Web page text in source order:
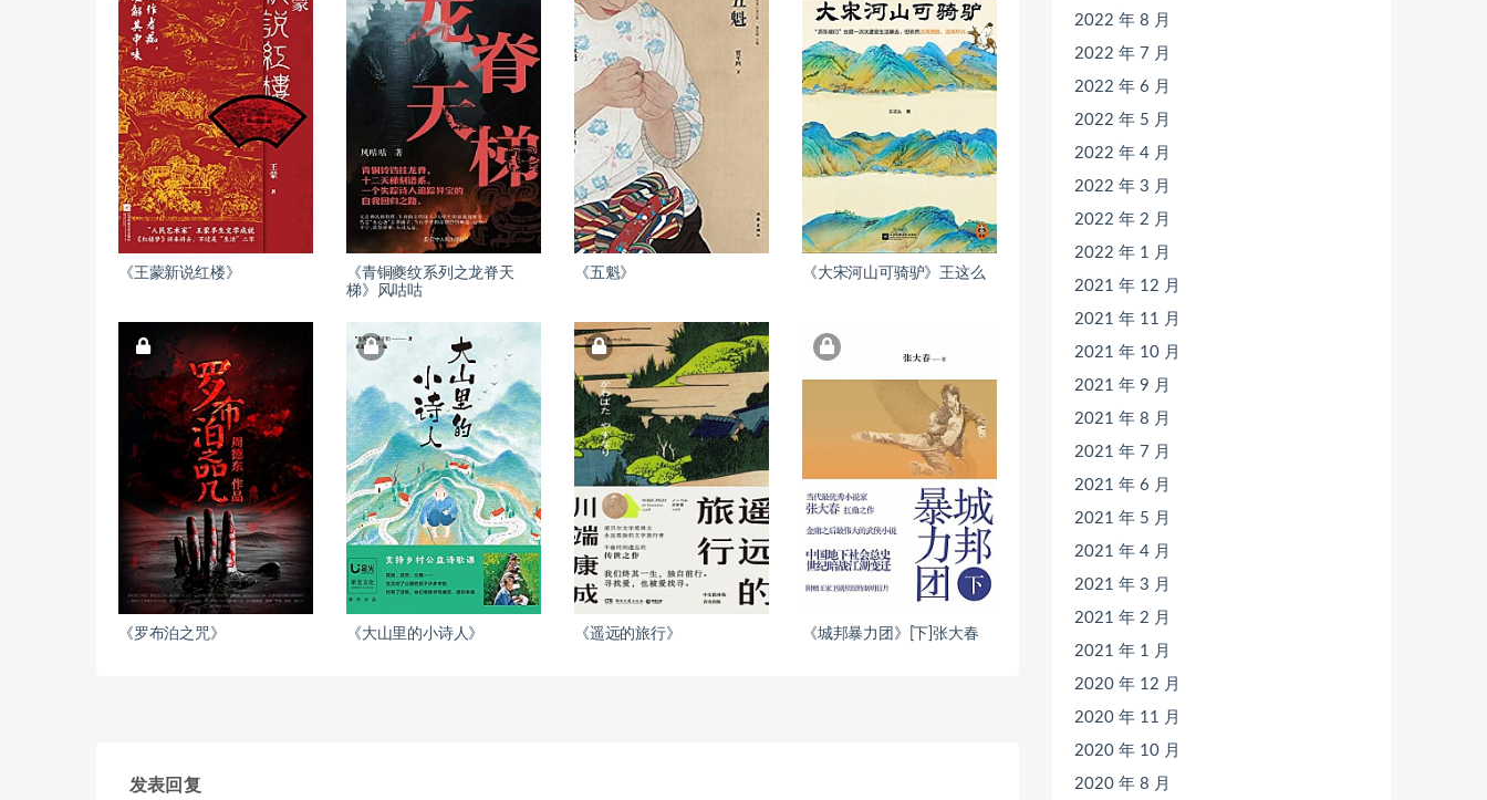
《王蒙新说红楼》
《青铜夔纹系列之龙脊天
梯》风咕咕
《五魁》 《大宋河山可骑驴》王这么
《罗布泊之咒》 《大山里的小诗人》 《遥远的旅行》 《城邦暴力团》[下]张大春
发表回复
2022 年 8 月
2022 年 7 月
2022 年 6 月
2022 年 5 月
2022 年 4 月
2022 年 3 月
2022 年 2 月
2022 年 1 月
2021 年 12 月
2021 年 11 月
2021 年 10 月
2021 年 9 月
2021 年 8 月
2021 年 7 月
2021 年 6 月
2021 年 5 月
2021 年 4 月
2021 年 3 月
2021 年 2 月
2021 年 1 月
2020 年 12 月
2020 年 11 月
2020 年 10 月
2020 年 8 月